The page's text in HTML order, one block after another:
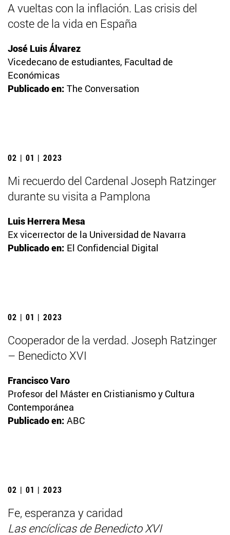
A vueltas con la inflación. Las crisis del
coste de la vida en España
José Luis Álvarez
Vicedecano de estudiantes, Facultad de
Económicas
Publicado en: The Conversation
02 | 01 | 2023
Mi recuerdo del Cardenal Joseph Ratzinger
durante su visita a Pamplona
Luis Herrera Mesa
Ex vicerrector de la Universidad de Navarra
Publicado en: El Confidencial Digital
02 | 01 | 2023
Cooperador de la verdad. Joseph Ratzinger
– Benedicto XVI
Francisco Varo
Profesor del Máster en Cristianismo y Cultura
Contemporánea
Publicado en: ABC
02 | 01 | 2023
Fe, esperanza y caridad
Las encíclicas de Benedicto XVI